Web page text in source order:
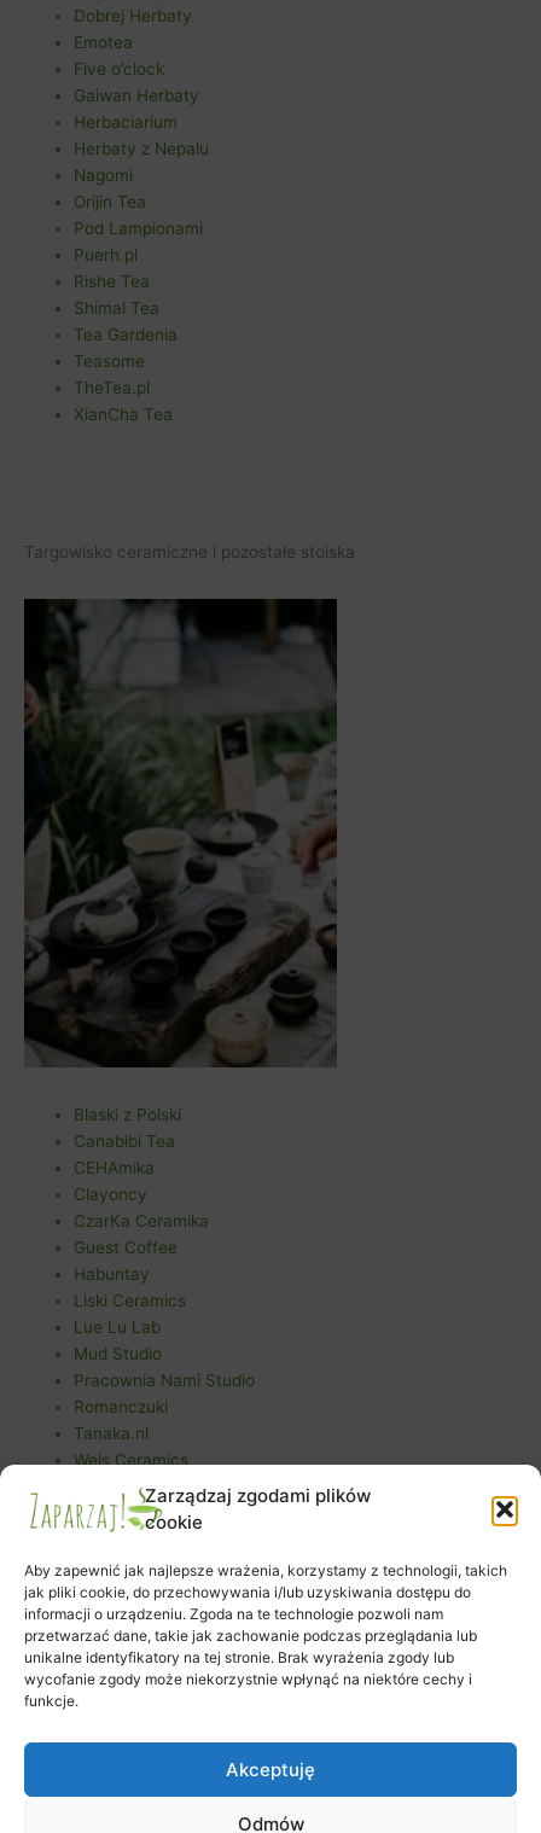
Zarządzaj zgodami plików
cookie
Aby zapewnić jak najlepsze wrażenia, korzystamy z technologii, takich
jak pliki cookie, do przechowywania i/lub uzyskiwania dostępu do
informacji o urządzeniu. Zgoda na te technologie pozwoli nam
przetwarzać dane, takie jak zachowanie podczas przeglądania lub
unikalne identyfikatory na tej stronie. Brak wyrażenia zgody lub
wycofanie zgody może niekorzystnie wpłynąć na niektóre cechy i
funkcje.
Akceptuję
Odmów
Dobrej Herbaty
Emotea
Five o’clock
Gaiwan Herbaty
Herbaciarium
Herbaty z Nepalu
Nagomi
Orijin Tea
Pod Lampionami
Puerh.pl
Rishe Tea
Shimal Tea
Tea Gardenia
Teasome
TheTea.pl
XianCha Tea
Targowisko ceramiczne i pozostałe stoiska
Blaski z Polski
Canabibi Tea
CEHAmika
Clayoncy
CzarKa Ceramika
Guest Coffee
Habuntay
Liski Ceramics
Lue Lu Lab
Mud Studio
Pracownia Nami Studio
Romanczuki
Tanaka.nl
Weis Ceramics
Zapisy na warsztaty
Zamówienie
Koszyk
Polityka plików cookies (EU)